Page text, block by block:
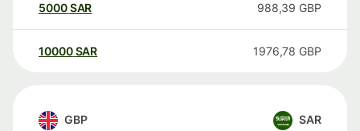
5000SAR 988,39 GBP
10000 SAR 1976,78 GBP
GBP SAR